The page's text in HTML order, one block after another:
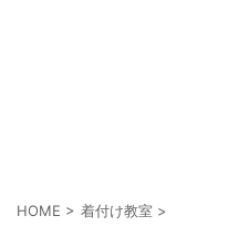
HOME > 着付け教室 >